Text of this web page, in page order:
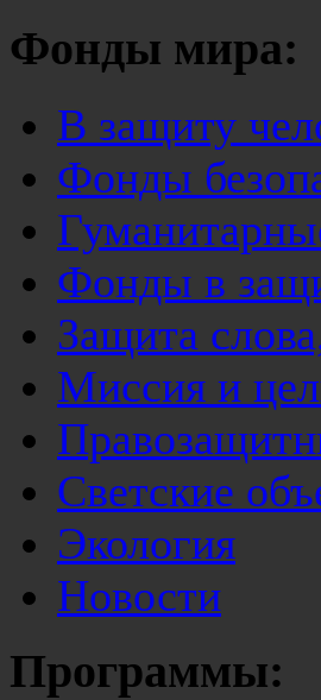
Фонды мира:
В защиту
Фонды
Фонды в
Защита
Миссия и
Светские
Экология
Новости
Программы: